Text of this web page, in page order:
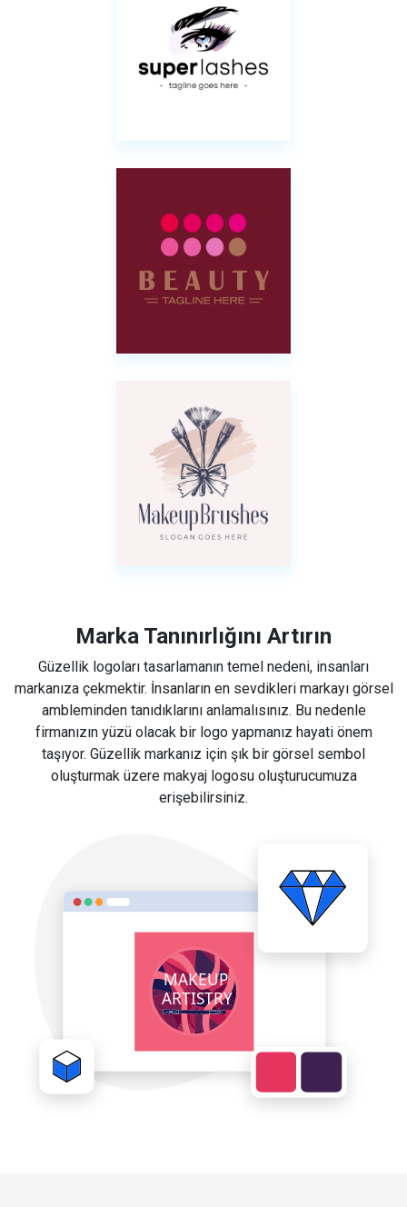
Marka Tanınırlığını Artırın
Güzellik logoları tasarlamanın temel nedeni, insanları
markanıza çekmektir. İnsanların en sevdikleri markayı görsel
ambleminden tanıdıklarını anlamalısınız. Bu nedenle
firmanızın yüzü olacak bir logo yapmanız hayati önem
taşıyor. Güzellik markanız için şık bir görsel sembol
oluşturmak üzere makyaj logosu oluşturucumuza
erişebilirsiniz.